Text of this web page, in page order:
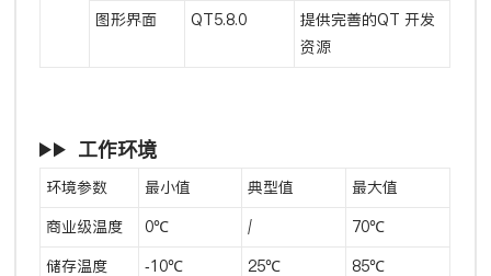
图形界面 QT5.8.0
提供完善的QT 开发
资源
工作环境
环境参数 最小值 典型值 最大值
商业级温度 0℃ / 70℃
储存温度 -10℃ 25℃ 85℃